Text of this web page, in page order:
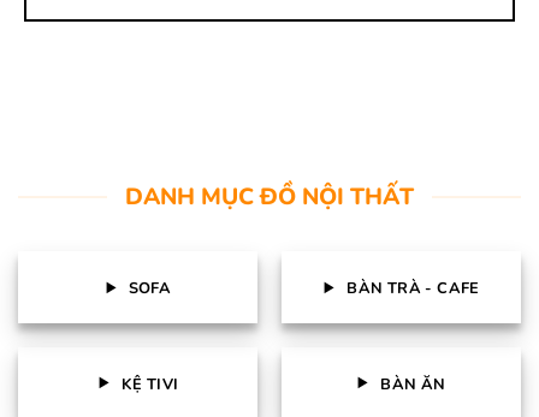
DANH MỤC ĐỒ NỘI THẤT
SOFA BÀN TRÀ - CAFE
KỆ TIVI BÀN ĂN